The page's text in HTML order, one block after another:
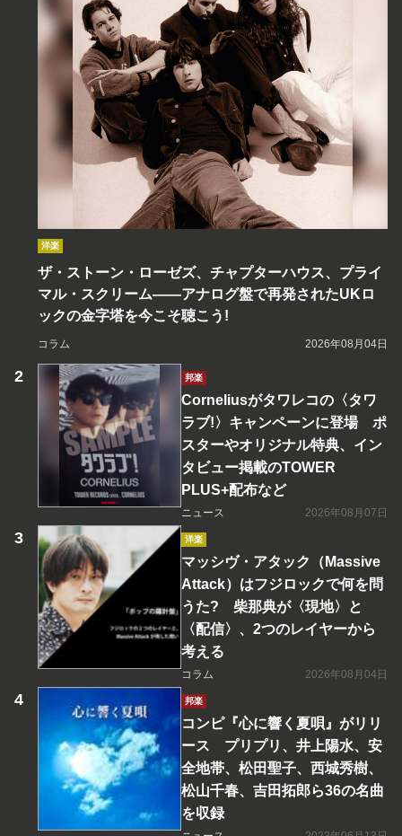
洋楽
ザ・ストーン・ローゼズ、チャプターハウス、プライ
マル・スクリーム――アナログ盤で再発されたUKロ
ックの金字塔を今こそ聴こう!
コラム 2026年08月04日
邦楽
Corneliusがタワレコの〈タワ
ラブ!〉キャンペーンに登場 ポ
スターやオリジナル特典、イン
タビュー掲載のTOWER
PLUS+配布など
ニュース 2026年08月07日
洋楽
マッシヴ・アタック（Massive
Attack）はフジロックで何を問
うた? 柴那典が〈現地〉と
〈配信〉、2つのレイヤーから
考える
コラム 2026年08月04日
邦楽
コンピ『心に響く夏唄』がリリ
ース プリプリ、井上陽水、安
全地帯、松田聖子、西城秀樹、
松山千春、吉田拓郎ら36の名曲
を収録